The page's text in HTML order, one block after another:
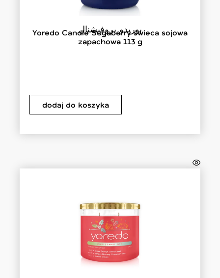
يوريدو بروفيشنال
Yoredo Candle Sugaberry świeca sojowa
zapachowa 113 g
dodaj do koszyka